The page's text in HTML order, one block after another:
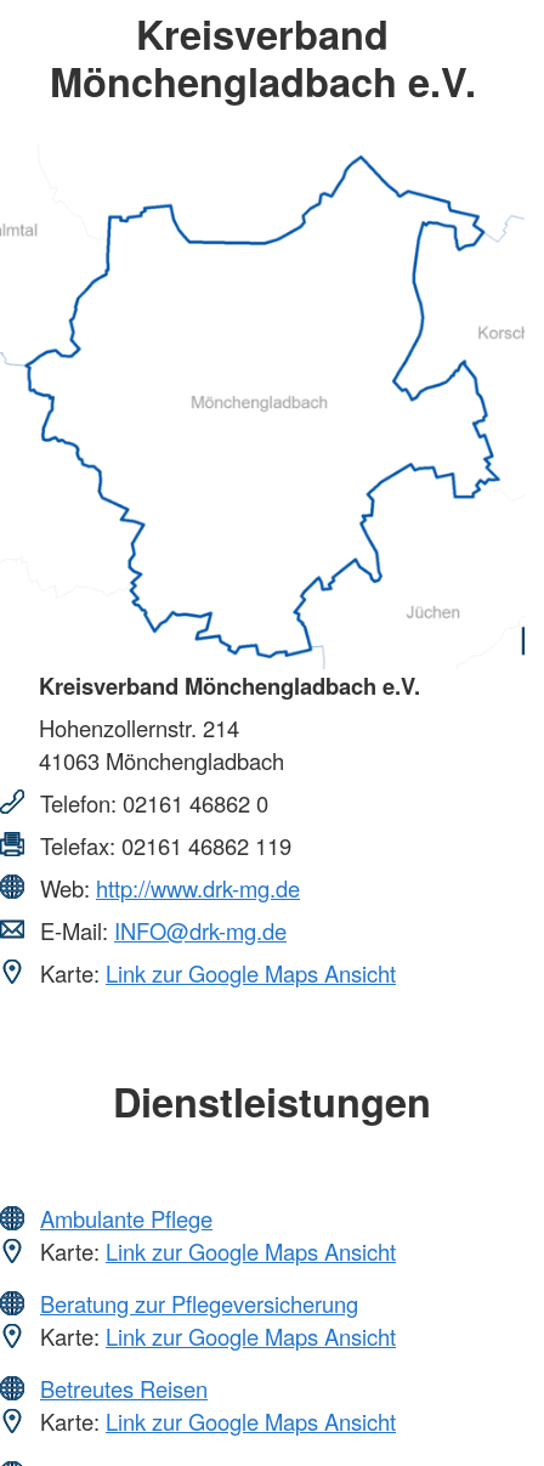
Kreisverband
Mönchengladbach e.V.
Kreisverband Mönchengladbach e.V.
Hohenzollernstr. 214
41063 Mönchengladbach
Telefon: 02161 46862 0
Telefax: 02161 46862 119
Web: http://www.drk-mg.de
E-Mail: INFO@drk-mg.de
Karte: Link zur Google Maps Ansicht
Dienstleistungen
Ambulante Pflege
Karte: Link zur Google Maps Ansicht
Beratung zur Pflegeversicherung
Karte: Link zur Google Maps Ansicht
Betreutes Reisen
Karte: Link zur Google Maps Ansicht